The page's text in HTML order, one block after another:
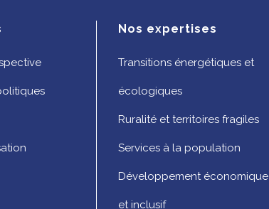
Nos expertises
Transitions énergétiques et
écologiques
Ruralité et territoires fragiles
Services à la population
Développement économique
et inclusif